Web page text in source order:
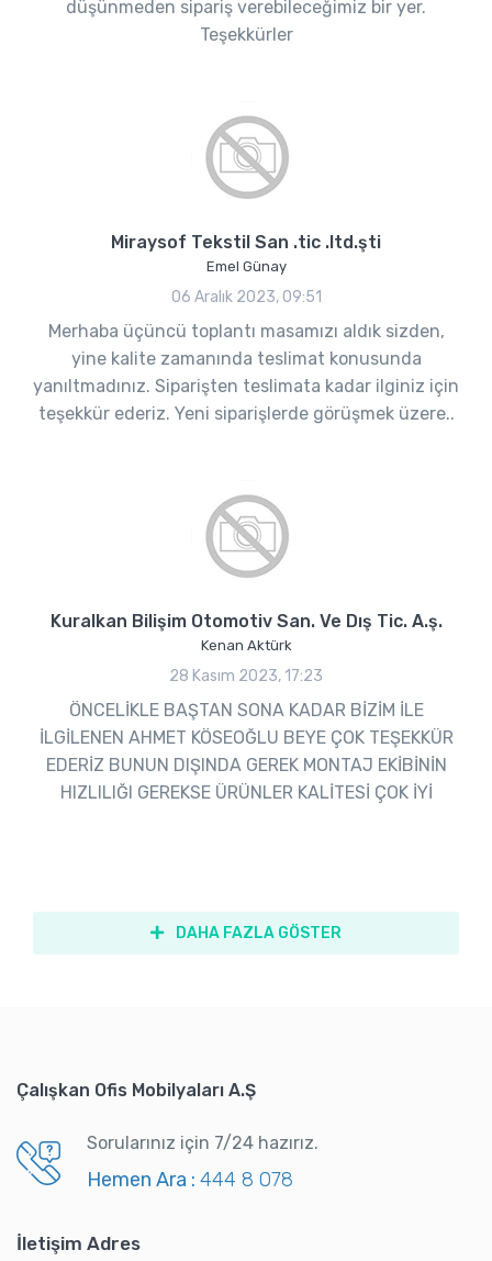
düşünmeden sipariş verebileceğimiz bir yer.
Teşekkürler
Miraysof Tekstil San .tic .ltd.şti
Emel Günay
06 Aralık 2023, 09:51
Merhaba üçüncü toplantı masamızı aldık sizden,
yine kalite zamanında teslimat konusunda
yanıltmadınız. Siparişten teslimata kadar ilginiz için
teşekkür ederiz. Yeni siparişlerde görüşmek üzere..
Kuralkan Bilişim Otomotiv San. Ve Dış Tic. A.ş.
Kenan Aktürk
28 Kasım 2023, 17:23
ÖNCELİKLE BAŞTAN SONA KADAR BİZİM İLE
İLGİLENEN AHMET KÖSEOĞLU BEYE ÇOK TEŞEKKÜR
EDERİZ BUNUN DIŞINDA GEREK MONTAJ EKİBİNİN
HIZLILIĞI GEREKSE ÜRÜNLER KALİTESİ ÇOK İYİ
DAHA FAZLA GÖSTER
Çalışkan Ofis Mobilyaları A.Ş
Sorularınız için 7/24 hazırız.
Hemen Ara : 444 8 078
İletişim Adres